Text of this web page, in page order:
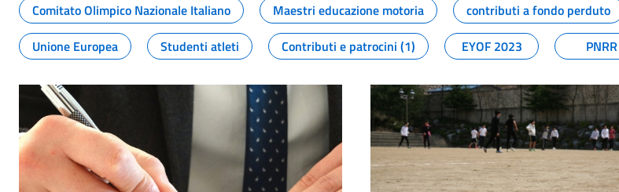
Comitato Olimpico Nazionale Italiano
Maestri educazione motoria contributi a fondo perduto
Unione Europea
Studenti atleti Contributi e patrocini (1) EYOF 2023 PNRR